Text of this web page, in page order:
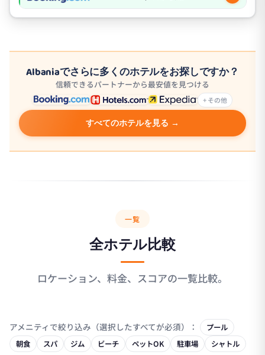
Albaniaでさらに多くのホテルをお探しですか？
信頼できるパートナーから最安値を見つける
+ その他
すべてのホテルを見る →
一覧
全ホテル比較
ロケーション、料金、スコアの一覧比較。
アメニティで絞り込み（選択したすべてが必須）：
プール
朝食
スパ ジム ビーチ ペットOK 駐車場 シャトル